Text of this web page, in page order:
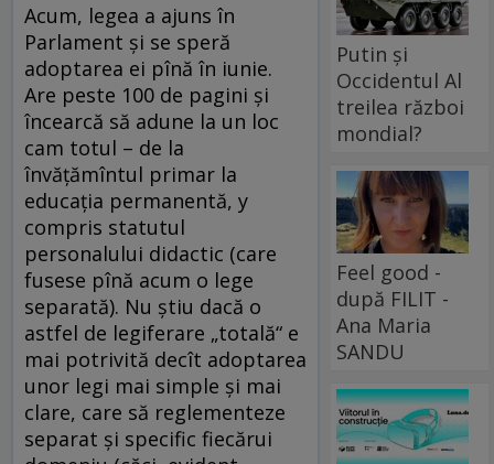
Acum, legea a ajuns în
Parlament şi se speră
adoptarea ei pînă în iunie.
Are peste 100 de pagini şi
încearcă să adune la un loc
cam totul – de la
învăţămîntul primar la
educaţia permanentă, y
compris statutul
personalului didactic (care
fusese pînă acum o lege
separată). Nu ştiu dacă o
astfel de legiferare „totală“ e
mai potrivită decît adoptarea
unor legi mai simple şi mai
clare, care să reglementeze
separat şi specific fiecărui
Putin și
Occidentul Al
treilea război
mondial?
Feel good -
după FILIT -
Ana Maria
SANDU